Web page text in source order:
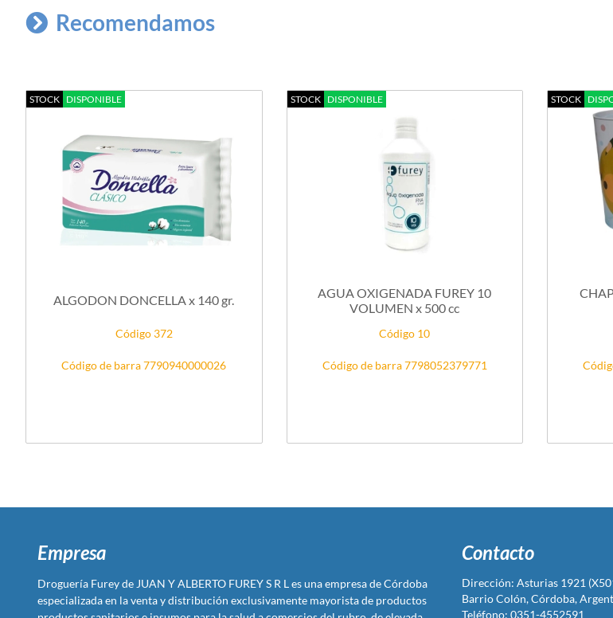
Recomendamos
STOCK DISPONIBLE
ALGODON DONCELLA x 140 gr.
Código 372
Código de barra 7790940000026
STOCK DISPONIBLE
AGUA OXIGENADA FUREY 10
VOLUMEN x 500 cc
Código 10
Código de barra 7798052379771
STOCK
Empresa
Droguería Furey de JUAN Y ALBERTO FUREY S R L es una empresa de Córdoba
especializada en la venta y distribución exclusivamente mayorista de productos
Contacto
Dirección: Asturias 1921
Barrio Colón, Córdoba,
Teléfono: 0351-4552591